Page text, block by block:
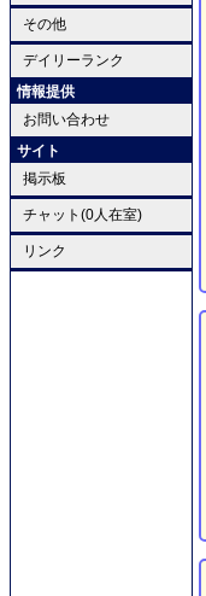
その他
デイリーランク
情報提供
お問い合わせ
サイト
掲示板
チャット(0人在室)
リンク